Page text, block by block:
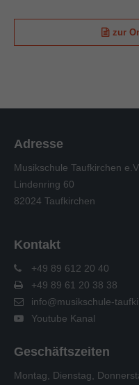
zur
Adresse
Musikschule Taufkirchen e.V.
Lindenring 60
82024 Taufkirchen
Kontakt
+49 89 612 20 40
+49 89 61 20 38 38
info@musikschule-
Youtube Kanal
Geschäftszeiten
Montag, Dienstag,